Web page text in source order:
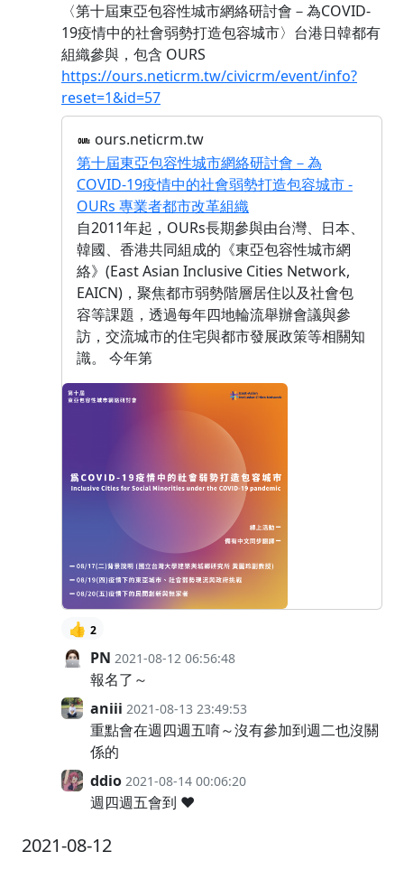
〈第十屆東亞包容性城市網絡研討會－為COVID-
19疫情中的社會弱勢打造包容城市〉台港日韓都有
組織參與，包含 OURS
https://ours.neticrm.tw/civicrm/event/info?
reset=1&id=57
ours.neticrm.tw
第十屆東亞包容性城市網絡研討會－為
COVID-19疫情中的社會弱勢打造包容城市 -
OURs 專業者都市改革組織
自2011年起，OURs長期參與由台灣、日本、
韓國、香港共同組成的《東亞包容性城市網
絡》(East Asian Inclusive Cities Network,
EAICN)，聚焦都市弱勢階層居住以及社會包
容等課題，透過每年四地輪流舉辦會議與參
訪，交流城市的住宅與都市發展政策等相關知
識。 今年第
👍 2
PN 2021-08-12 06:56:48
報名了～
aniii 2021-08-13 23:49:53
重點會在週四週五唷～沒有參加到週二也沒關
係的
ddio 2021-08-14 00:06:20
週四週五會到 ❤️
2021-08-12